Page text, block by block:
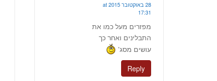
28 באוקטובר 2015 at
17:31
מפזרים מעל כמו את
התבלינים ואחר כך
עושים מסג'
Reply